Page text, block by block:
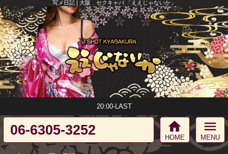
写メ日記 | 大阪 セクキャバ 「ええじゃないか」
20:00-LAST
06-6305-3252 home
HOME
menu
MENU